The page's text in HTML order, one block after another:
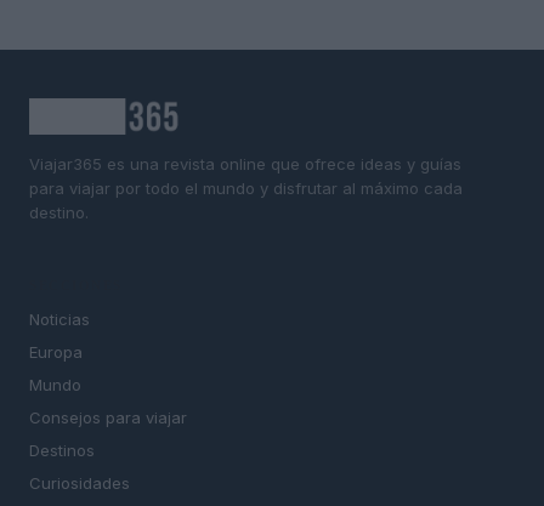
Viajar365 es una revista online que ofrece ideas y guías
para viajar por todo el mundo y disfrutar al máximo cada
destino.
Noticias
Europa
Mundo
Consejos para viajar
Destinos
Curiosidades